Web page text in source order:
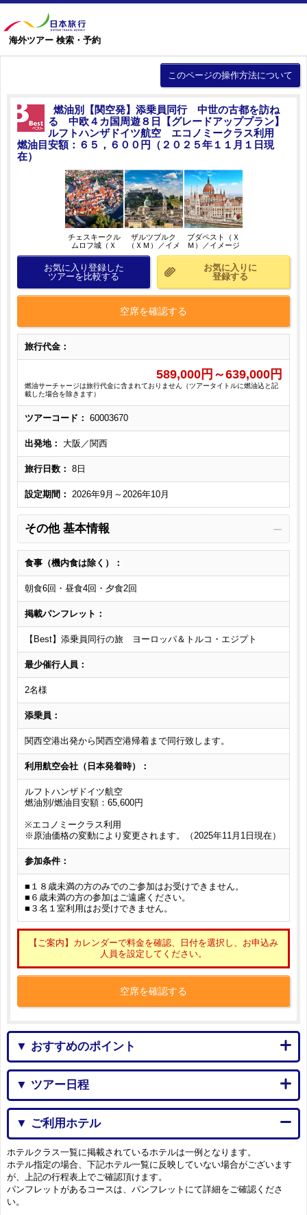
海外ツアー 検索・予約
このページの操作方法について
燃油別【関空発】添乗員同行 中世の古都を訪ね
る 中欧４カ国周遊８日【グレードアッププラン】
ルフトハンザドイツ航空 エコノミークラス利用
燃油目安額：６５，６００円（２０２５年１１月１日現
在）
チェスキークル
ムロフ城（Ｘ
ザルツブルク
（ＸＭ）／イメ
ブダペスト（Ｘ
Ｍ）／イメージ
お気に入り登録した
ツアーを比較する
お気に入りに
登録する
空席を確認する
旅行代金：
589,000 円～639,000 円
燃油サーチャージは旅行代金に含まれておりません（ツアータイトルに燃油込と記
載した場合を除きます）
ツアーコード： 60003670
出発地： 大阪／関西
旅行日数： 8日
設定期間： 2026年9月～2026年10月
その他 基本情報
食事（機内食は除く）：
朝食6回・昼食4回・夕食2回
掲載パンフレット：
【Best】添乗員同行の旅 ヨーロッパ＆トルコ・エジプト
最少催行人員：
2名様
添乗員：
関西空港出発から関西空港帰着まで同行致します。
利用航空会社（日本発着時）：
ルフトハンザドイツ航空
燃油別/燃油目安額：65,600円
※エコノミークラス利用
※原油価格の変動により変更されます。（2025年11月1日現在）
参加条件：
■１８歳未満の方のみでのご参加はお受けできません。
■６歳未満の方の参加はご遠慮ください。
■３名１室利用はお受けできません。
【ご案内】カレンダーで料金を確認、日付を選択し、お申込み
人員を設定してください。
空席を確認する
▼ おすすめのポイント
▼ ツアー日程
▼ ご利用ホテル
ホテルクラス一覧に掲載されているホテルは一例となります。
ホテル指定の場合、下記ホテル一覧に反映していない場合がございます
が、上記の行程表上でご確認頂けます。
パンフレットがあるコースは、パンフレットにて詳細をご確認くださ
い。